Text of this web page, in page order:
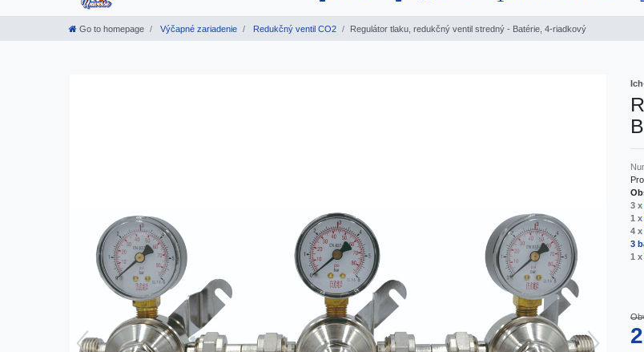
Go to homepage Výčapné zariadenie Redukčný ventil CO2 Regulátor tlaku, redukčný ventil stredný - Batérie, 4-riadkový
3 x
1 x
4 x
3
1 x